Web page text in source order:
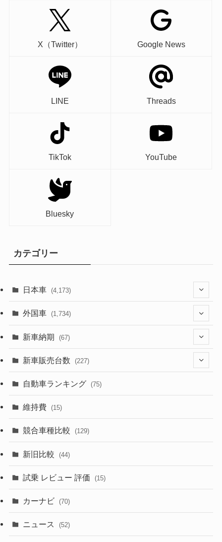
X（Twitter） Google News
LINE Threads
TikTok YouTube
Bluesky
カテゴリー
日本車 (4,173)
(1,321)
(329)
(357)
(328)
(253)
外国車 (1,734)
(242)
(85)
(84)
(50)
(43)
(58)
(28)
新車納期 (67)
(28)
(8)
(3)
(3)
新車販売台数 (227)
(21)
(5)
(7)
自動車ランキング (75)
維持費 (15)
競合車種比較 (129)
新旧比較 (44)
試乗 レビュー 評価 (15)
カーナビ (70)
ニュース (52)